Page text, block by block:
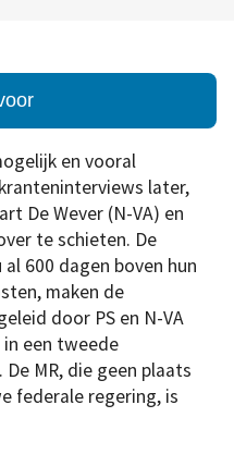
en vooral
later,
De Wever (N-VA) en
te schieten. De
600 dagen boven hun
maken de
door PS en N-VA
een tweede
MR, die geen plaats
federale regering, is